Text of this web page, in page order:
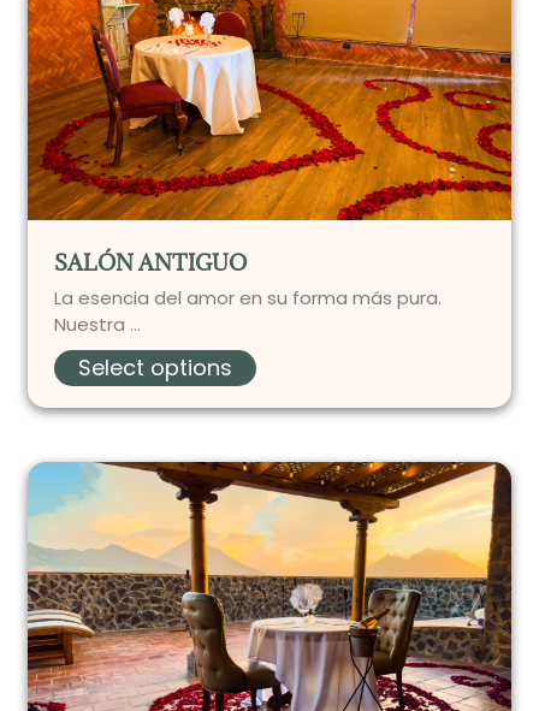
SALÓN ANTIGUO
La esencia del amor en su forma más pura.
Nuestra …
Select options